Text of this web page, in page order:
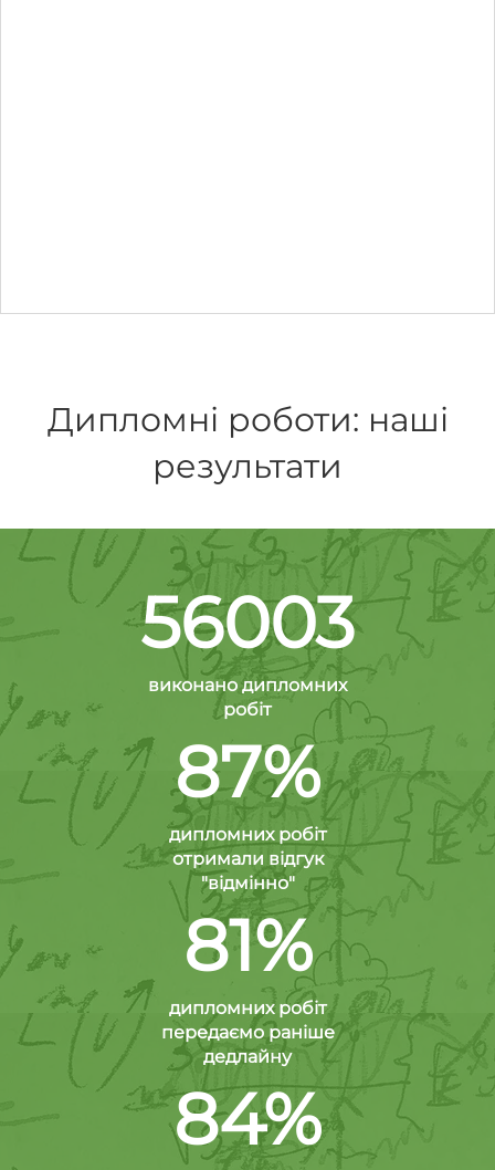
Дипломні роботи: наші
результати
56003
виконано дипломних
робіт
87%
дипломних робіт
отримали відгук
"відмінно"
81%
дипломних робіт
передаємо раніше
дедлайну
84%